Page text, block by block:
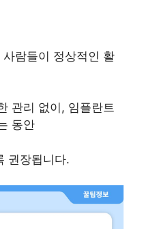
람들이 정상적인 활
관리 없이, 임플란트
동안
권장됩니다.